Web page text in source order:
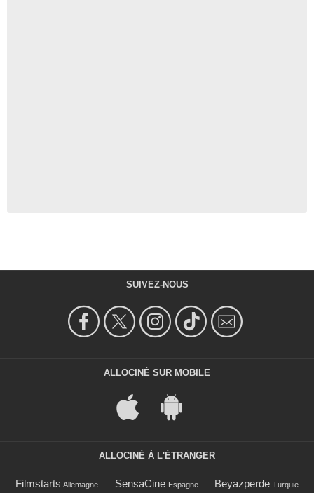
SUIVEZ-NOUS
ALLOCINÉ SUR MOBILE
ALLOCINÉ À L'ÉTRANGER
Filmstarts Allemagne SensaCine Espagne Beyazperde Turquie